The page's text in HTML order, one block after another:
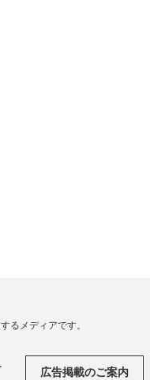
るメディアです。
広告掲載のご案内